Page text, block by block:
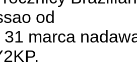
od
31 marca